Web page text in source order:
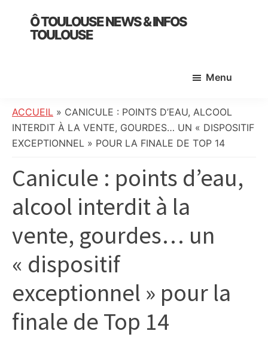
primary
Ô TOULOUSE NEWS & INFOS
TOULOUSE
:
info
locale,
culture,
politique,
météo,
divers
initiatives
citoyennes
Menu
ACCUEIL » CANICULE : POINTS D’EAU, ALCOOL
INTERDIT À LA VENTE, GOURDES… UN « DISPOSITIF
EXCEPTIONNEL » POUR LA FINALE DE TOP 14
Canicule : points d’eau,
alcool interdit à la
vente, gourdes… un
« dispositif
exceptionnel » pour la
finale de Top 14